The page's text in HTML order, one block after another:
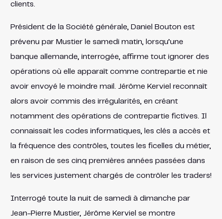
clients.
Président de la Société générale, Daniel Bouton est
prévenu par Mustier le samedi matin, lorsqu’une
banque allemande, interrogée, affirme tout ignorer des
opérations où elle apparaît comme contrepartie et nie
avoir envoyé le moindre mail. Jérôme Kerviel reconnaît
alors avoir commis des irrégularités, en créant
notamment des opérations de contrepartie fictives. Il
connaissait les codes informatiques, les clés a accès et
la fréquence des contrôles, toutes les ficelles du métier,
en raison de ses cinq premières années passées dans
les services justement chargés de contrôler les traders!
Interrogé toute la nuit de samedi à dimanche par
Jean-Pierre Mustier, Jérôme Kerviel se montre